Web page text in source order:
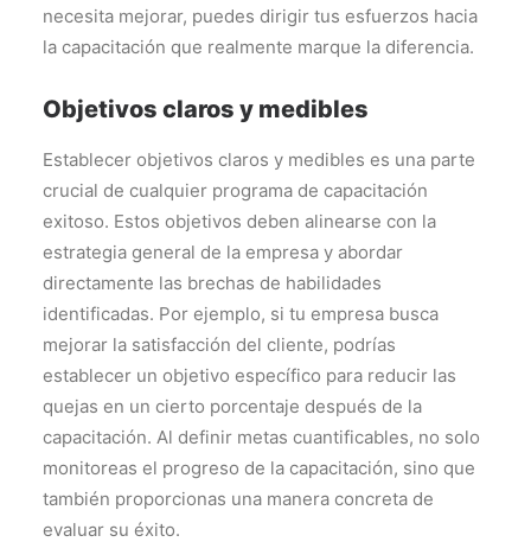
necesita mejorar, puedes dirigir tus esfuerzos hacia
la capacitación que realmente marque la diferencia.
Objetivos claros y medibles
Establecer objetivos claros y medibles es una parte
crucial de cualquier programa de capacitación
exitoso. Estos objetivos deben alinearse con la
estrategia general de la empresa y abordar
directamente las brechas de habilidades
identificadas. Por ejemplo, si tu empresa busca
mejorar la satisfacción del cliente, podrías
establecer un objetivo específico para reducir las
quejas en un cierto porcentaje después de la
capacitación. Al definir metas cuantificables, no solo
monitoreas el progreso de la capacitación, sino que
también proporcionas una manera concreta de
evaluar su éxito.